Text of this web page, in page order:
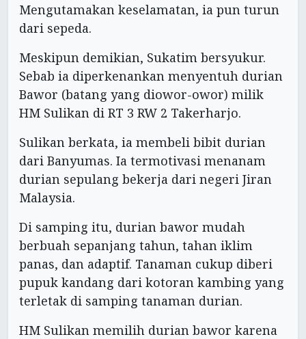
Mengutamakan keselamatan, ia pun turun
dari sepeda.
Meskipun demikian, Sukatim bersyukur.
Sebab ia diperkenankan menyentuh durian
Bawor (batang yang diowor-owor) milik
HM Sulikan di RT 3 RW 2 Takerharjo.
Sulikan berkata, ia membeli bibit durian
dari Banyumas. Ia termotivasi menanam
durian sepulang bekerja dari negeri Jiran
Malaysia.
Di samping itu, durian bawor mudah
berbuah sepanjang tahun, tahan iklim
panas, dan adaptif. Tanaman cukup diberi
pupuk kandang dari kotoran kambing yang
terletak di samping tanaman durian.
HM Sulikan memilih durian bawor karena